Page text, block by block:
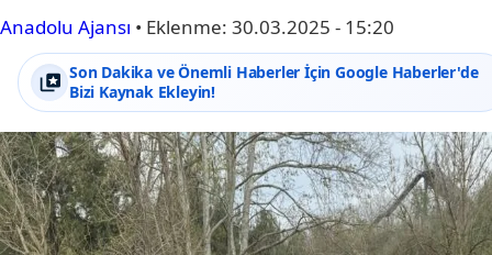
Anadolu Ajansı • Eklenme: 30.03.2025 - 15:20
Son Dakika ve Önemli Haberler İçin Google Haberler'de
Bizi Kaynak Ekleyin!